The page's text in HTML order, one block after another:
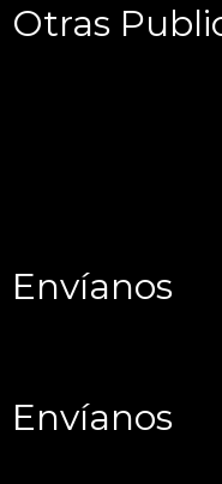
Otras
Envíanos
Envíanos